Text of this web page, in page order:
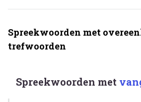
Spreekwoorden met
trefwoorden
Spreekwoorden met